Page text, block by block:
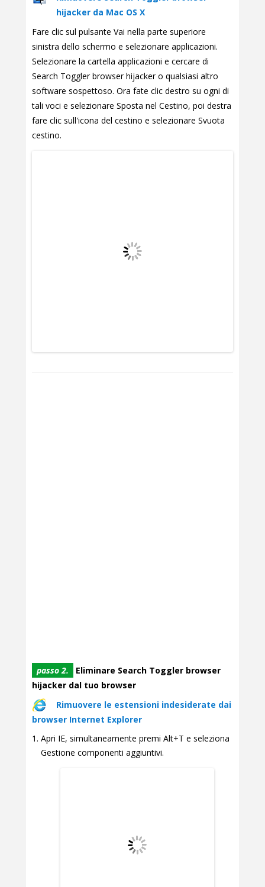
hijacker da Mac OS X
Fare clic sul pulsante Vai nella parte superiore
sinistra dello schermo e selezionare applicazioni.
Selezionare la cartella applicazioni e cercare di
Search Toggler browser hijacker o qualsiasi altro
software sospettoso. Ora fate clic destro su ogni di
tali voci e selezionare Sposta nel Cestino, poi destra
fare clic sull'icona del cestino e selezionare Svuota
cestino.
passo 2.
Eliminare Search Toggler browser
hijacker dal tuo browser
Rimuovere le estensioni indesiderate dai
browser Internet Explorer
Apri IE, simultaneamente premi Alt+T e seleziona
Gestione componenti aggiuntivi.